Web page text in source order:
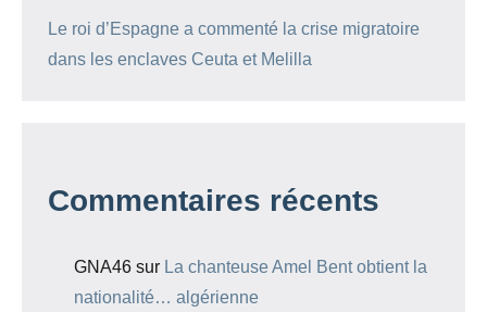
Le roi d’Espagne a commenté la crise migratoire
dans les enclaves Ceuta et Melilla
Commentaires récents
GNA46 sur La chanteuse Amel Bent obtient la
nationalité… algérienne